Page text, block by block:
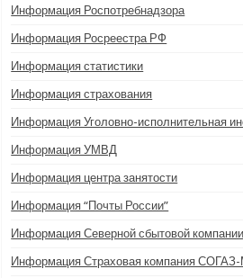
Информация Роспотребнадзора
Информация Росреестра РФ
Информация статистики
Информация страхования
Информация Уголовно-исполнительная
Информация УМВД
Информация центра занятости
Информация “Почты России”
Информация Северной сбытовой компании
Информация Страховая компания